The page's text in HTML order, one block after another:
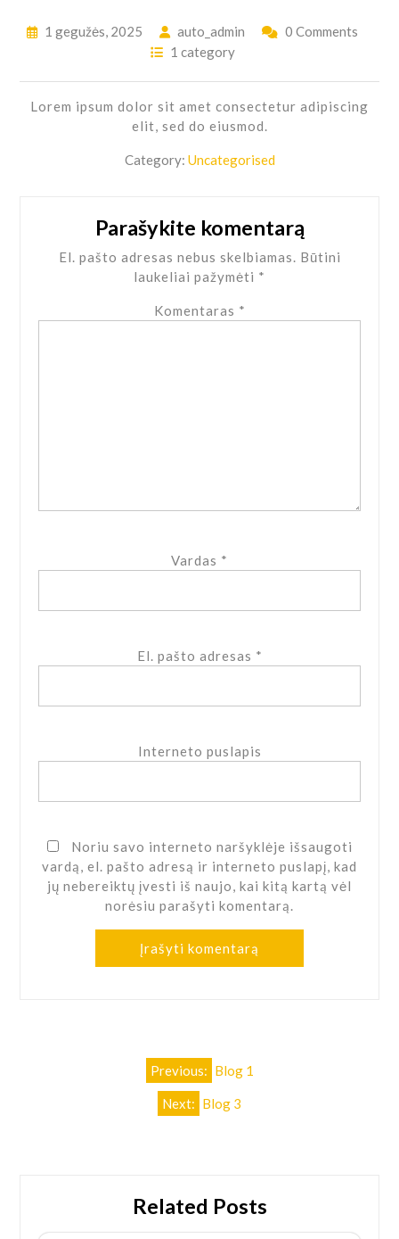
1 gegužės, 2025 auto_admin
0 Comments
1 category
Lorem ipsum dolor sit amet consectetur adipiscing
elit, sed do eiusmod.
Category: Uncategorised
Parašykite komentarą
El. pašto adresas nebus skelbiamas. Būtini
laukeliai pažymėti *
Komentaras *
Vardas *
El. pašto adresas *
Interneto puslapis
Noriu savo interneto naršyklėje išsaugoti
vardą, el. pašto adresą ir interneto puslapį, kad
jų nebereiktų įvesti iš naujo, kai kitą kartą vėl
norėsiu parašyti komentarą.
Previous: Blog 1
Next: Blog 3
Related Posts